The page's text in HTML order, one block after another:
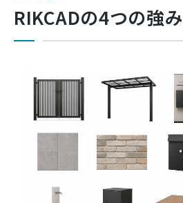
RIKCADの4つの強み